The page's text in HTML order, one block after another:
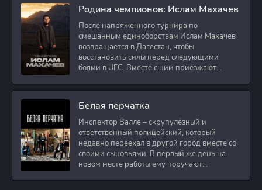
Родина чемпионов: Ислам Махачев
После напряженного турнира по
смешанным единоборствам Ислам Махачев
возвращается в Дагестан, чтобы
восстановить силы перед следующими
боями в UFC. Вместе с ним приезжают
Белая перчатка
Инспектор Валле – скрупулёзный и
ответственный полицейский, который
недавно переехал в другой город вместе со
своими сыновьями. В первый же день на
новом месте работы ему поручают